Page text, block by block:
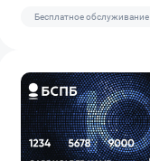
Бесплатное обслуживание